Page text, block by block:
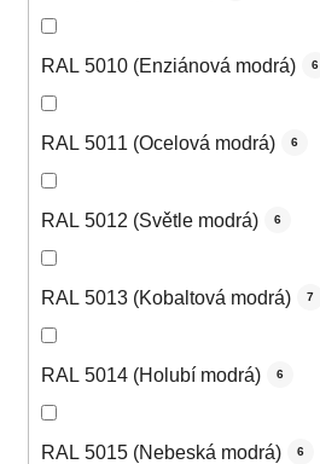
RAL 5010 (Enziánová modrá) 6
RAL 5011 (Ocelová modrá) 6
RAL 5012 (Světle modrá) 6
RAL 5013 (Kobaltová modrá) 7
RAL 5014 (Holubí modrá) 6
RAL 5015 (Nebeská modrá) 6